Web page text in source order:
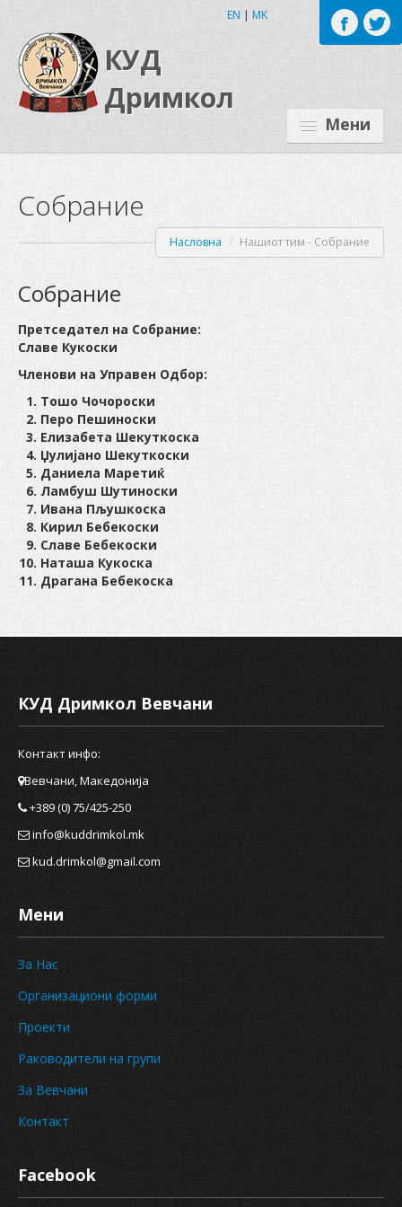
КУД
Дримкол
Мени
ЗА НАС
ОРГАНИЗАЦИОНИ ФОРМИ
НАШИОТ ТИМ
ЗА ВЕВЧАНИ
НОВОСТИ
КОНТАКТ
EN | MK
Собрание
Насловна / Нашиот тим - Собрание
Собрание
Претседател на Собрание:
Славе Кукоски
Членови на Управен Одбор:
Тошо Чочороски
Перо Пешиноски
Елизабета Шекуткоска
Џулијано Шекуткоски
Даниела Маретиќ
Ламбуш Шутиноски
Ивана Пљушкоска
Кирил Бебекоски
Славе Бебекоски
Наташа Кукоска
Драгана Бебекоска
КУД Дримкол Вевчани
Контакт инфо:
Вевчани, Македонија
+389 (0) 75/425-250
info@kuddrimkol.mk
kud.drimkol@gmail.com
Мени
За Нас
Организациони форми
Проекти
Раководители на групи
За Вевчани
Контакт
Facebook